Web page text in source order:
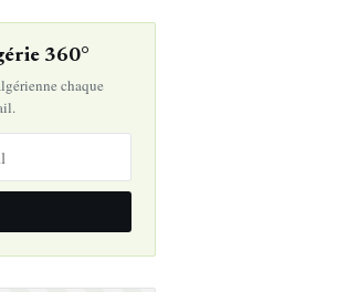
360°
chaque